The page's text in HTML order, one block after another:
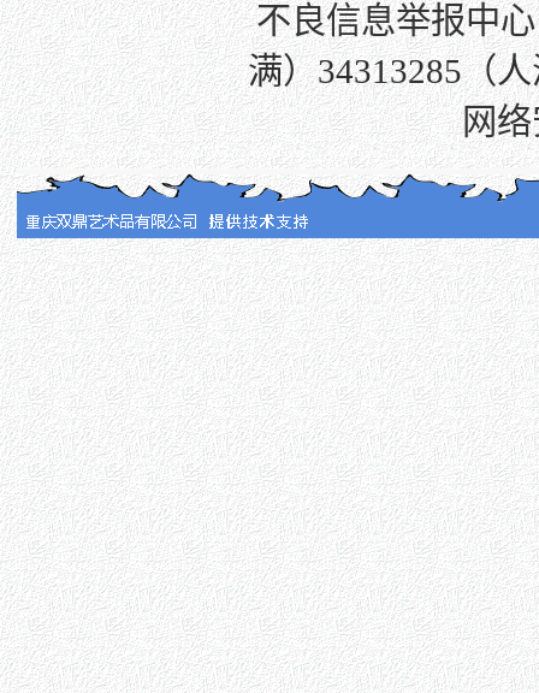
不良信息举报中心
满）34313285（
网